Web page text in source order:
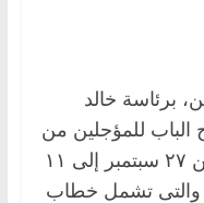
برئاسة خالد
الباب للمؤجلين من
لجنة تحت التمرين في الفترة من ٢٧ سبتمبر إلى ١١
والتى تشمل خطاب